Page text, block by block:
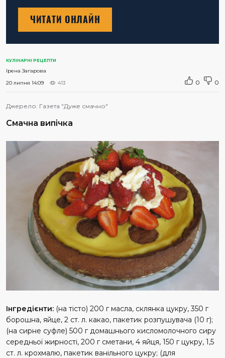
ЧИТАТИ ОНЛАЙН
КУЛІНАРНІ РЕЦЕПТИ
Ірена Загарова
20 липня 14:09
413 0 0
Джерело: Газета "Дуже смачно"
Смачна випічка
Інгредієнти: (на тісто) 200 г масла, склянка цукру, 350 г
борошна, яйце, 2 ст. л. какао, пакетик розпушувача (10 г);
(на сирне суфле) 500 г домашнього кисломолочного сиру
середньої жирності, 200 г сметани, 4 яйця, 150 г цукру, 1,5
ст. л. крохмалю, пакетик ванільного цукру; (для